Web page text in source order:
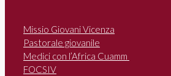
Missio Giovani Vicenza
Pastorale giovanile
Medici con l’Africa Cuamm
FOCSIV